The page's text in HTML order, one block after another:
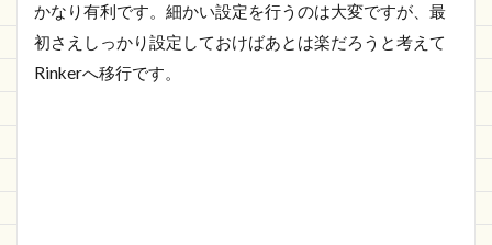
かなり有利です。細かい設定を行うのは大変ですが、最
初さえしっかり設定しておけばあとは楽だろうと考えて
Rinkerへ移行です。